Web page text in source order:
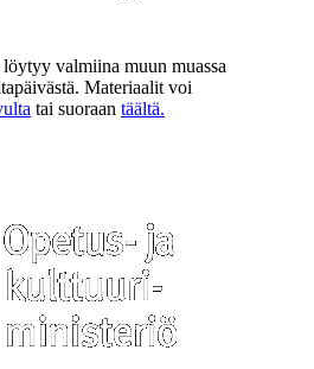
valmiina muun muassa
Materiaalit voi
tai suoraan täältä.